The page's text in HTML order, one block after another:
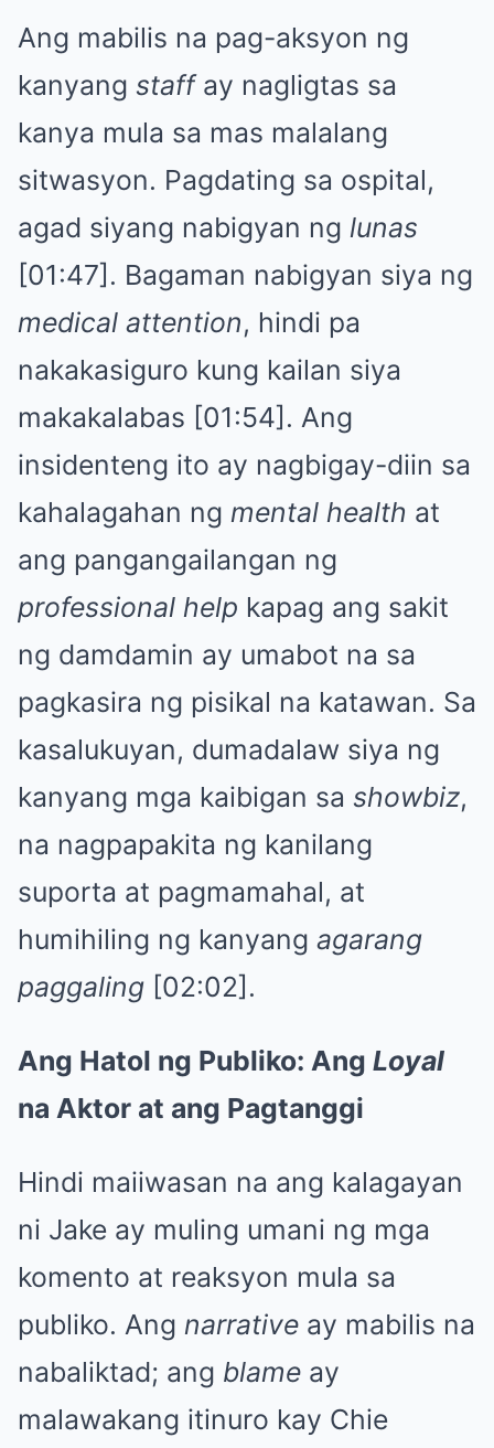
Ang mabilis na pag-aksyon ng
kanyang staffay nagligtas sa
kanya mula sa mas malalang
sitwasyon. Pagdating sa ospital,
agad siyang nabigyan ng lunas
[01:47]. Bagaman nabigyan siya ng
medical attention, hindi pa
nakakasiguro kung kailan siya
makakalabas [01:54]. Ang
insidenteng ito ay nagbigay-diin sa
kahalagahan ng mental health at
ang pangangailangan ng
professional help kapag ang sakit
ng damdamin ay umabot na sa
pagkasira ng pisikal na katawan. Sa
kasalukuyan, dumadalaw siya ng
kanyang mga kaibigan sa showbiz,
na nagpapakita ng kanilang
suporta at pagmamahal, at
humihiling ng kanyang agarang
paggaling [02:02].
Ang Hatol ng Publiko: Ang Loyal
na Aktor at ang Pagtanggi
Hindi maiiwasan na ang kalagayan
ni Jake ay muling umani ng mga
komento at reaksyon mula sa
publiko. Ang narrative ay mabilis na
nabaliktad; ang blame ay
malawakang itinuro kay Chie